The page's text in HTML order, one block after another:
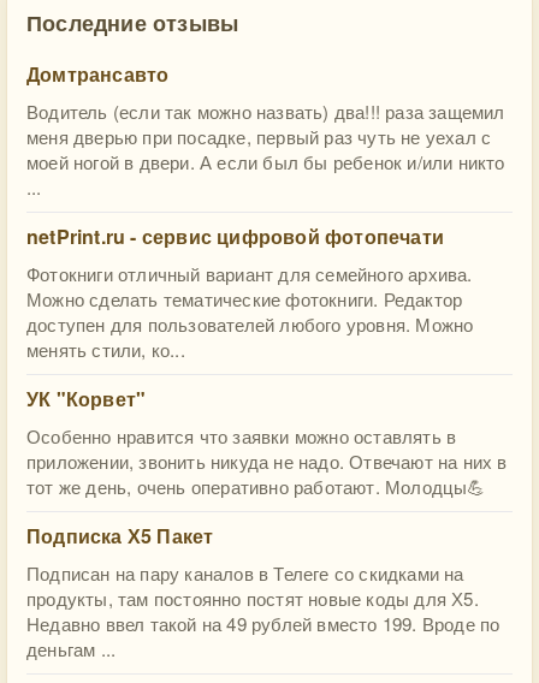
Последние отзывы
Домтрансавто
Водитель (если так можно назвать) два!!! раза защемил
меня дверью при посадке, первый раз чуть не уехал с
моей ногой в двери. А если был бы ребенок и/или никто
...
netPrint.ru - сервис цифровой фотопечати
Фотокниги отличный вариант для семейного архива.
Можно сделать тематические фотокниги. Редактор
доступен для пользователей любого уровня. Можно
менять стили, ко...
УК "Корвет"
Особенно нравится что заявки можно оставлять в
приложении, звонить никуда не надо. Отвечают на них в
тот же день, очень оперативно работают. Молодцы💪
Подписка Х5 Пакет
Подписан на пару каналов в Телеге со скидками на
продукты, там постоянно постят новые коды для Х5.
Недавно ввел такой на 49 рублей вместо 199. Вроде по
деньгам ...